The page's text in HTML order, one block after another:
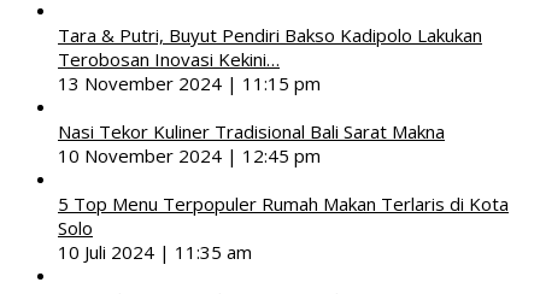
Tara & Putri, Buyut Pendiri Bakso Kadipolo Lakukan
Terobosan Inovasi Kekini…
13 November 2024 | 11:15 pm
Nasi Tekor Kuliner Tradisional Bali Sarat Makna
10 November 2024 | 12:45 pm
5 Top Menu Terpopuler Rumah Makan Terlaris di Kota
Solo
10 Juli 2024 | 11:35 am